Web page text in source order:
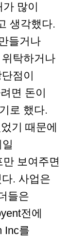
많이
생각했다.
들거나
탁하거나
점이
면 돈이
로 했다.
기 때문에
보여주면
. 사업은
들은
전에
Inc를